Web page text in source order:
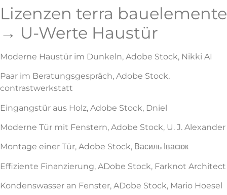
Lizenzen terra bauelemente
→ U-Werte Haustür
Moderne Haustür im Dunkeln, Adobe Stock, Nikki AI
Paar im Beratungsgespräch, Adobe Stock,
contrastwerkstatt
Eingangstür aus Holz, Adobe Stock, Dniel
Moderne Tür mit Fenstern, Adobe Stock, U. J. Alexander
Montage einer Tür, Adobe Stock, Василь Івасюк
Effiziente Finanzierung, ADobe Stock, Farknot Architect
Kondenswasser an Fenster, ADobe Stock, Mario Hoesel